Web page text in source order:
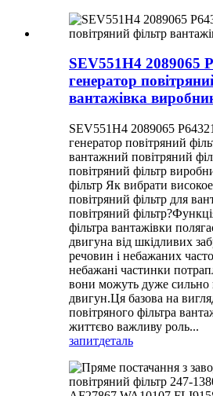
SEV551H4 2089065
генератор
вантажівка
SEV551H4 2089065
генератор повітряний
вантажний повітряний
повітряний фільтр
фільтр Як вибрати
повітряний фільтр для
повітряний
фільтра вантажівки
двигуна від шкідливих
речовин і небажаних
небажані частинки
вони можуть дуже сильно
двигун.Ця базова на
повітряного фільтра
життєво важливу роль...
запитдеталь